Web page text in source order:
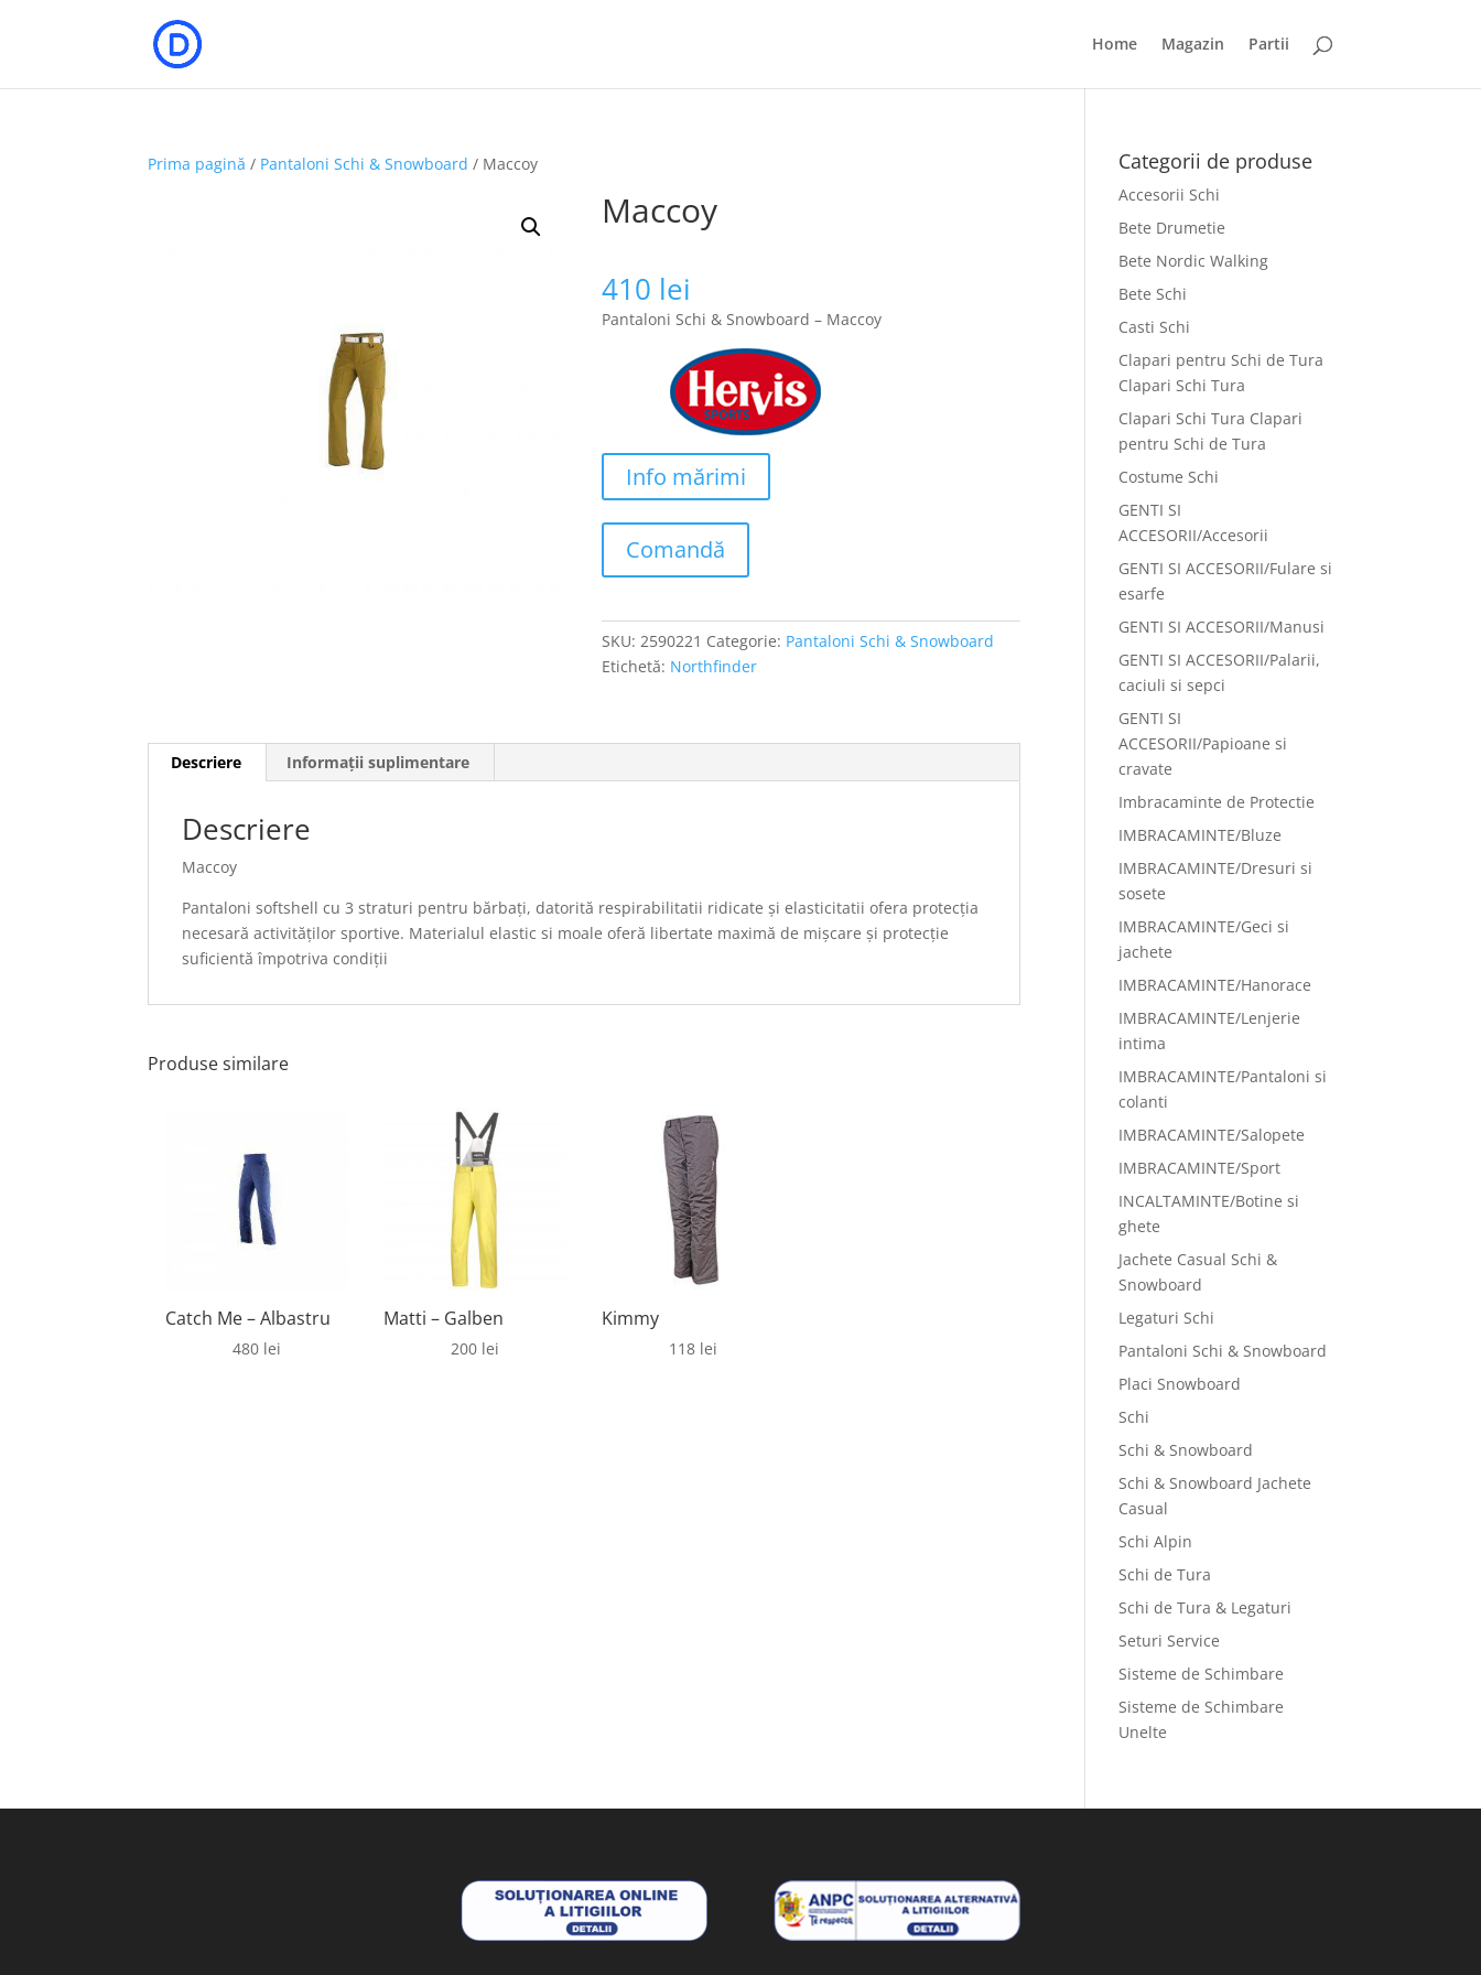
Home Magazin Partii
Prima pagină / Pantaloni Schi & Snowboard / Maccoy
Maccoy
410 lei
Pantaloni Schi & Snowboard – Maccoy
Info mărimi
Comandă
SKU:2590221 Categorie: Pantaloni Schi & Snowboard
Etichetă: Northfinder
Descriere Informații suplimentare
Descriere
Maccoy
Pantaloni softshell cu 3 straturi pentru bărbați, datorită respirabilitatii ridicate și elasticitatii ofera protecția
necesară activităților sportive. Materialul elastic si moale oferă libertate maximă de mișcare și protecție
suficientă împotriva condiții
Produse similare
Catch Me – Albastru
480 lei
Matti – Galben
200 lei
Kimmy
118 lei
Categorii de produse
Accesorii Schi
Bete Drumetie
Bete Nordic Walking
Bete Schi
Casti Schi
Clapari pentru Schi de Tura
Clapari Schi Tura
Clapari Schi Tura Clapari
pentru Schi de Tura
Costume Schi
GENTI SI
ACCESORII/Accesorii
GENTI SI ACCESORII/Fulare si
esarfe
GENTI SI ACCESORII/Manusi
GENTI SI ACCESORII/Palarii,
caciuli si sepci
GENTI SI
ACCESORII/Papioane si
cravate
Imbracaminte de Protectie
IMBRACAMINTE/Bluze
IMBRACAMINTE/Dresuri si
sosete
IMBRACAMINTE/Geci si
jachete
IMBRACAMINTE/Hanorace
IMBRACAMINTE/Lenjerie
intima
IMBRACAMINTE/Pantaloni si
colanti
IMBRACAMINTE/Salopete
IMBRACAMINTE/Sport
INCALTAMINTE/Botine si
ghete
Jachete Casual Schi &
Snowboard
Legaturi Schi
Pantaloni Schi & Snowboard
Placi Snowboard
Schi
Schi & Snowboard
Schi & Snowboard Jachete
Casual
Schi Alpin
Schi de Tura
Schi de Tura & Legaturi
Seturi Service
Sisteme de Schimbare
Sisteme de Schimbare
Unelte